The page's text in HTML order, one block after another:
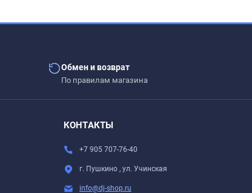
Обмен и возврат
По правилам магазина
КОНТАКТЫ
+7 905 707-76-40
г. Пушкино , ул. Учинская
info@dj-shop.ru